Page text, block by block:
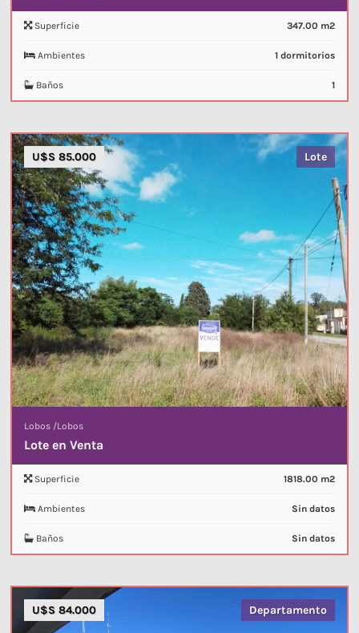
Superficie 347.00 m2
Ambientes 1 dormitorios
Baños 1
Lobos /Lobos
Lote en Venta
U$S 85.000 Lote
Superficie 1818.00 m2
Ambientes Sin datos
Baños Sin datos
U$S 84.000 Departamento